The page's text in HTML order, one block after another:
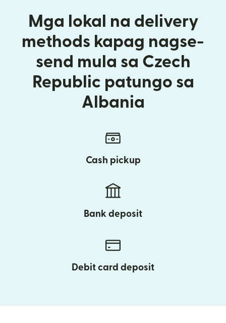
Mga lokal na delivery
methods kapag nagse-
send mula sa Czech
Republic patungo sa
Albania
Cash pickup
Bank deposit
Debit card deposit